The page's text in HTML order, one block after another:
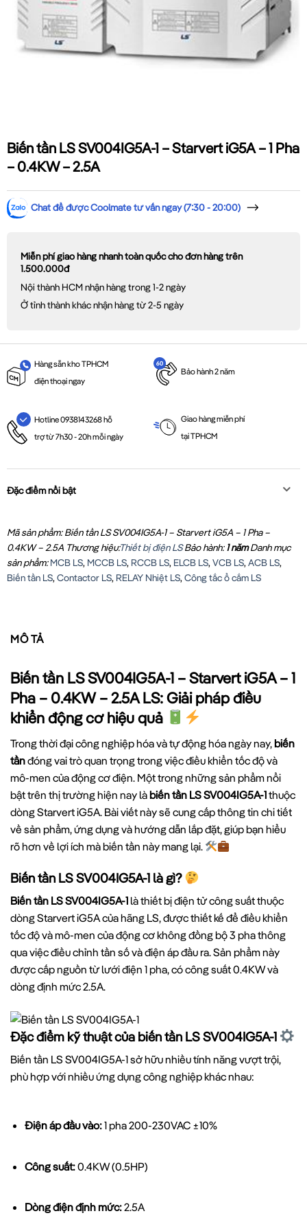
Biến tần LS SV004IG5A-1 – Starvert iG5A – 1 Pha
– 0.4KW – 2.5A
Chat để được Coolmate tư vấn ngay (7:30 - 20:00)
Miễn phí giao hàng nhanh toàn quốc cho đơn hàng trên
1.500.000đ
Nội thành HCM nhận hàng trong 1-2 ngày
Ở tỉnh thành khác nhận hàng từ 2-5 ngày
Hàng sẵn kho TPHCM
điện thoại ngay
Bảo hành 2 năm
Hotline 0938143268 hỗ
trợ từ 7h30 - 20h mỗi ngày
Giao hàng miễn phí
tại TPHCM
Đặc điểm nổi bật
Mã sản phẩm: Biến tần LS SV004IG5A-1 – Starvert iG5A – 1 Pha –
0.4KW – 2.5A Thương hiệu:Thiết bị điện LS Bảo hành:1 nămDanh mục
sản phẩm:MCB LS, MCCB LS, RCCB LS, ELCB LS,VCB LS,ACB LS,
Biến tần LS,Contactor LS, RELAY Nhiệt LS,Công tắc ổ cắm LS
MÔ TẢ
Biến tần LS SV004IG5A-1 – Starvert iG5A – 1
Pha – 0.4KW – 2.5A LS: Giải pháp điều
khiển động cơ hiệu quả
Trong thời đại công nghiệp hóa và tự động hóa ngày nay,biến
tầnđóng vai trò quan trọng trong việc điều khiển tốc độ và
mô-men của động cơ điện. Một trong những sản phẩm nổi
bật trên thị trường hiện nay làbiến tần LS SV004IG5A-1thuộc
dòng Starvert iG5A. Bài viết này sẽ cung cấp thông tin chi tiết
về sản phẩm, ứng dụng và hướng dẫn lắp đặt, giúp bạn hiểu
rõ hơn về lợi ích mà biến tần này mang lại.
Biến tần LS SV004IG5A-1 là gì?
Biến tần LS SV004IG5A-1 là thiết bị điện tử công suất thuộc
dòng Starvert iG5A của hãng LS, được thiết kế để điều khiển
tốc độ và mô-men của động cơ không đồng bộ 3 pha thông
qua việc điều chỉnh tần số và điện áp đầu ra. Sản phẩm này
được cấp nguồn từ lưới điện 1 pha, có công suất 0.4KW và
dòng định mức 2.5A.
Đặc điểm kỹ thuật của biến tần LS SV004IG5A-1
Biến tần LS SV004IG5A-1 sở hữu nhiều tính năng vượt trội,
phù hợp với nhiều ứng dụng công nghiệp khác nhau:
Điện áp đầu vào:1 pha 200-230VAC ±10%
Công suất:0.4KW (0.5HP)
Dòng điện định mức:2.5A